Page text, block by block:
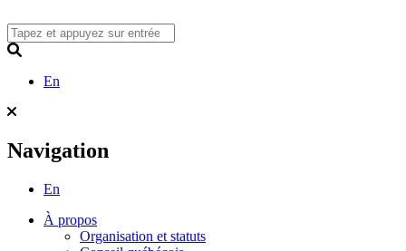
to
content
En
Navigation
En
À propos
Organisation et statuts